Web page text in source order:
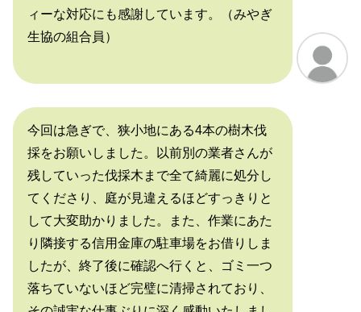
ィーな対応にも感謝しています。（みやぎ
生協の組合員）
今回は急ぎで、狭小地にある4本の樹木伐
採をお願いしました。以前別の業者さんが
残していった伐採木まで全て綺麗に処分し
てくださり、庭が見違えるほどすっきりと
して大変助かりました。また、作業にあた
り隣接する信用金庫の駐車場をお借りしま
したが、終了後に確認へ行くと、ゴミ一つ
落ちていないほど完璧に清掃されており、